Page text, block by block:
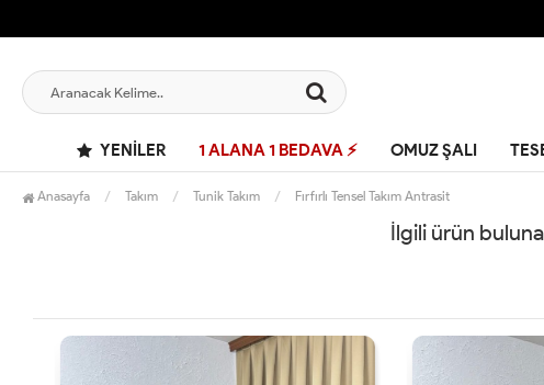
YENILER 1 ALANA 1 BEDAVA ⚡ OMUZ ŞALI
Anasayfa Takım Tunik Takım Fırfırlı Tensel Takım Antrasit
İlgili ürün